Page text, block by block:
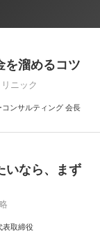
溜めるコツ
ニック
ンサルティング 会長
なら、まず
取締役